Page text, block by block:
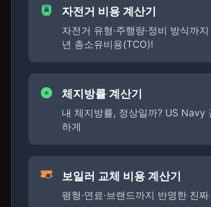
자전거 비용 계산기
자전거 유형·주행량·정비 방식까
년 총소유비용(TCO)!
체지방률 계산기
내 체지방률, 정상일까? US Navy
하게
보일러 교체 비용 계산기
평형·연료·브랜드까지 반영한 진